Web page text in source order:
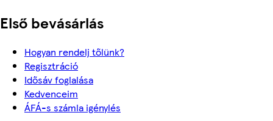
Első bevásárlás
Hogyan rendelj tőlünk?
Regisztráció
Idősáv foglalása
Kedvenceim
ÁFÁ-s számla igénylés